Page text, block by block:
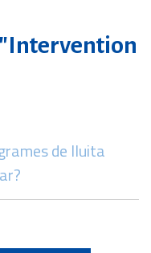
de lluita